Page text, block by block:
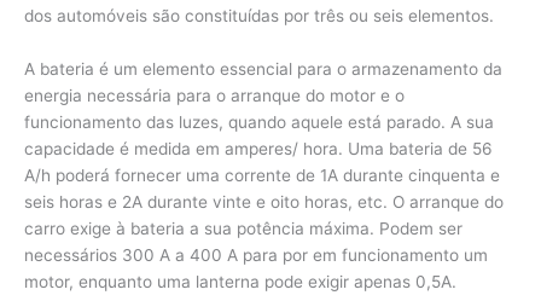
dos automóveis são constituídas por três ou seis elementos.
A bateria é um elemento essencial para o armazenamento da
energia necessária para o arranque do motor e o
funcionamento das luzes, quando aquele está parado. A sua
capacidade é medida em amperes/ hora. Uma bateria de 56
A/h poderá fornecer uma corrente de 1A durante cinquenta e
seis horas e 2A durante vinte e oito horas, etc. O arranque do
carro exige à bateria a sua potência máxima. Podem ser
necessários 300 A a 400 A para por em funcionamento um
motor, enquanto uma lanterna pode exigir apenas 0,5A.